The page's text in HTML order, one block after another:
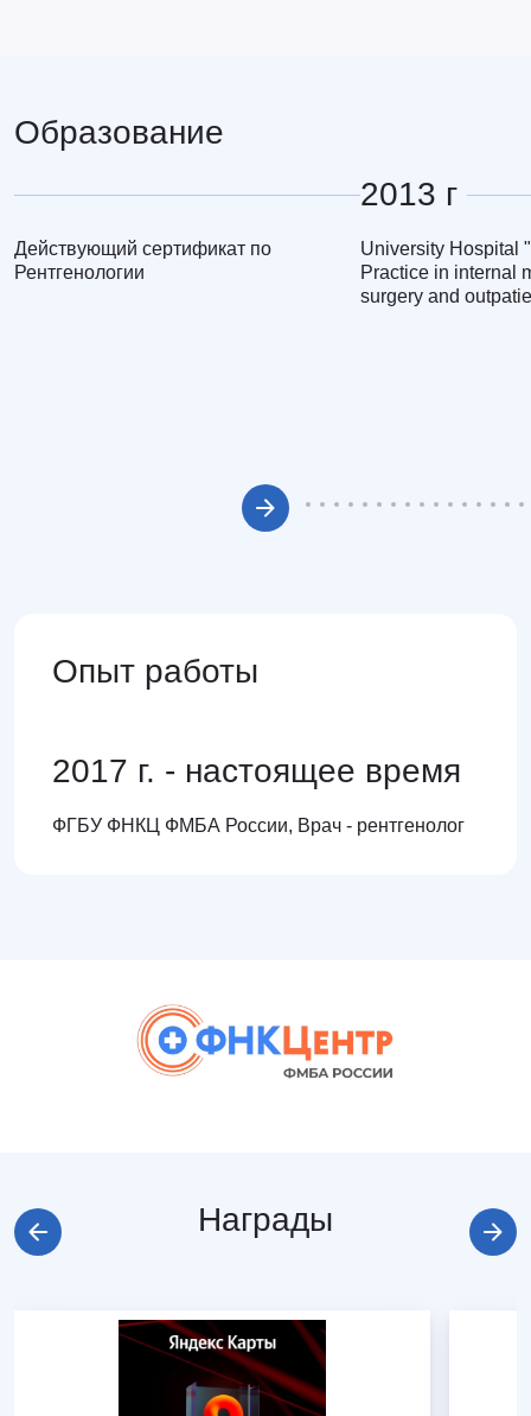
Образование
Действующий сертификат по
Рентгенологии
2013 г
University Hospital
Practice in internal
surgery and
Опыт работы
2017 г. - настоящее время
ФГБУ ФНКЦ ФМБА России, Врач - рентгенолог
Награды